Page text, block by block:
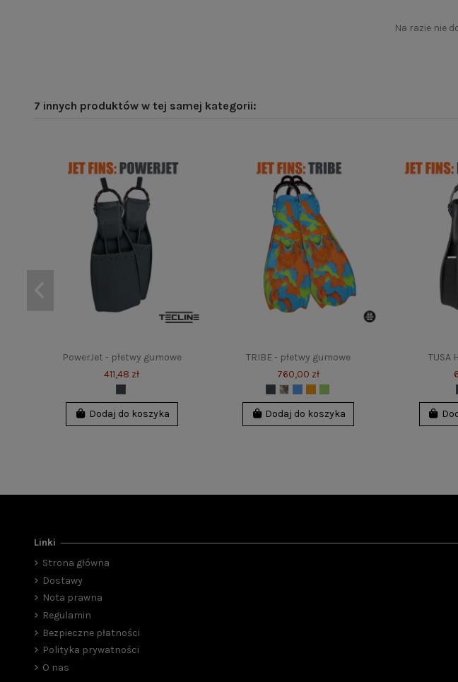
Na razie nie
7 innych produktów w tej samej kategorii:
PowerJet - płetwy gumowe
411,48 zł
Dodaj do koszyka
TRIBE - płetwy gumowe
760,00 zł
Dodaj do koszyka
TUSA
Linki
Strona główna
Dostawy
Nota prawna
Regulamin
Bezpieczne płatności
Polityka prywatności
O nas